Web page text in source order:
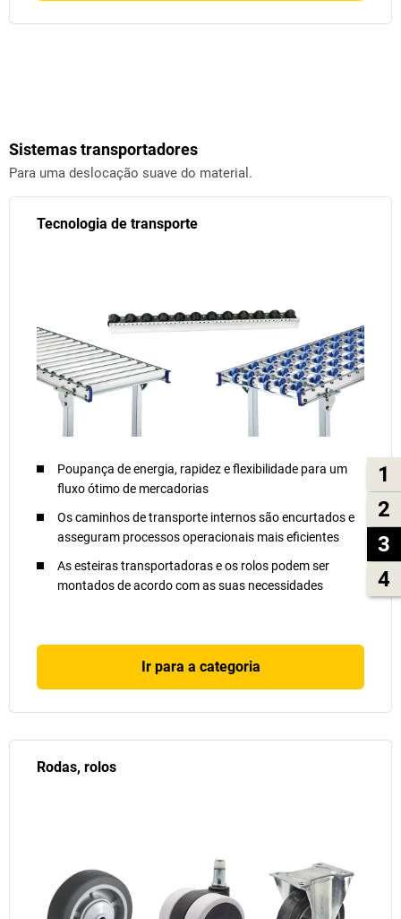
1
2
3
4
Sistemas transportadores
Para uma deslocação suave do material.
Tecnologia de transporte
Poupança de energia, rapidez e flexibilidade para um
fluxo ótimo de mercadorias
Os caminhos de transporte internos são encurtados e
asseguram processos operacionais mais eficientes
As esteiras transportadoras e os rolos podem ser
montados de acordo com as suas necessidades
Ir para a categoria
Rodas, rolos